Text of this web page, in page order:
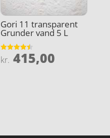
Gori 11 transparent
Grunder vand 5 L
Vurderet
4.5
kr. 415,00